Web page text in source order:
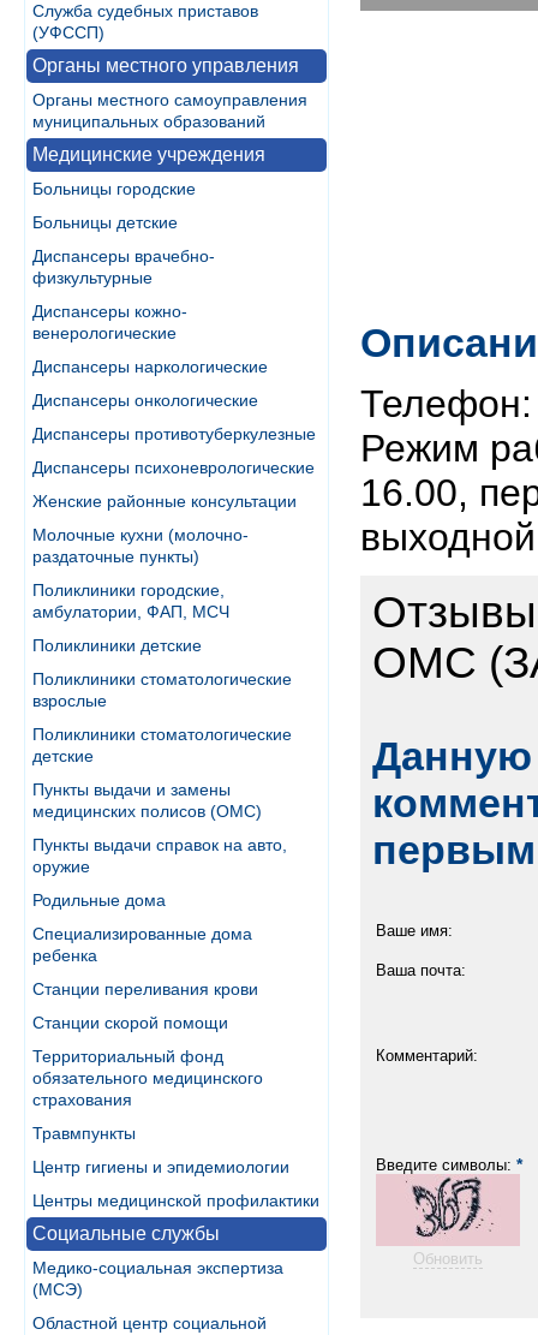
Служба судебных приставов
(УФССП)
Органы местного управления
Органы местного самоуправления
муниципальных образований
Медицинские учреждения
Больницы городские
Больницы детские
Диспансеры врачебно-
физкультурные
Диспансеры кожно-
венерологические
Диспансеры наркологические
Диспансеры онкологические
Диспансеры противотуберкулезные
Диспансеры психоневрологические
Женские районные консультации
Молочные кухни (молочно-
раздаточные пункты)
Поликлиники городские,
амбулатории, ФАП, МСЧ
Поликлиники детские
Поликлиники стоматологические
взрослые
Поликлиники стоматологические
детские
Пункты выдачи и замены
медицинских полисов (ОМС)
Пункты выдачи справок на авто,
оружие
Родильные дома
Специализированные дома
ребенка
Станции переливания крови
Станции скорой помощи
Территориальный фонд
обязательного медицинского
страхования
Травмпункты
Центр гигиены и эпидемиологии
Центры медицинской профилактики
Социальные службы
Медико-социальная экспертиза
(МСЭ)
Областной центр социальной
Телефон:
Режим
16.00,
Отзывы
ОМС
Данную
Ваше имя:
Ваша почта:
Комментарий:
Введите символы: *
Обновить